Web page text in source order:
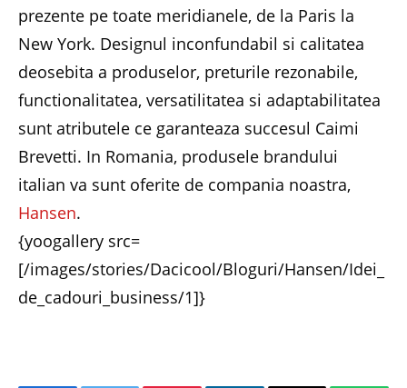
prezente pe toate meridianele, de la Paris la
New York. Designul inconfundabil si calitatea
deosebita a produselor, preturile rezonabile,
functionalitatea, versatilitatea si adaptabilitatea
sunt atributele ce garanteaza succesul Caimi
Brevetti. In Romania, produsele brandului
italian va sunt oferite de compania noastra,
Hansen.
{yoogallery src=
[/images/stories/Dacicool/Bloguri/Hansen/Idei_
de_cadouri_business/1]}